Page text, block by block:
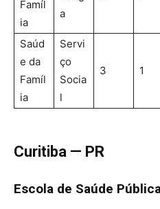
Famíl
ia
a
Saúd
e da
Famíl
ia
Servi
ço
Socia
l
3 1
Curitiba — PR
Escola de Saúde